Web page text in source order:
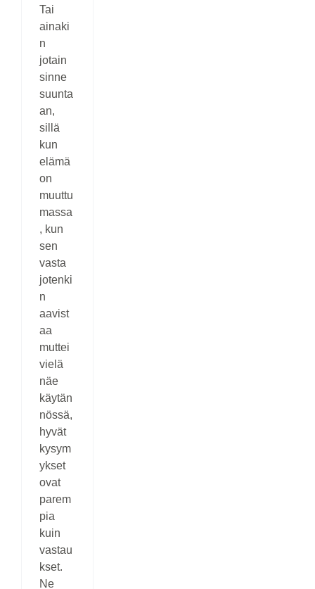
Tai
ainaki
n
jotain
sinne
suunta
an,
sillä
kun
elämä
on
muuttu
massa
, kun
sen
vasta
jotenki
n
aavist
aa
muttei
vielä
näe
käytän
nössä,
hyvät
kysym
ykset
ovat
parem
pia
kuin
vastau
kset.
Ne